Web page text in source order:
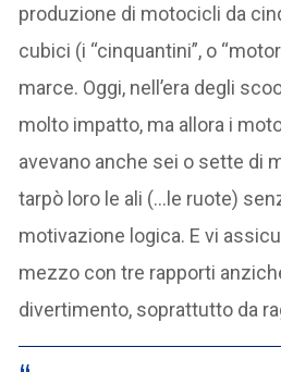
produzione di motocicli da
cubici (i “cinquantini”, o
marce. Oggi, nell’era degli
molto impatto, ma allora i
avevano anche sei o sette di
tarpò loro le ali (…le ruote)
motivazione logica. E vi
mezzo con tre rapporti
divertimento, soprattutto da